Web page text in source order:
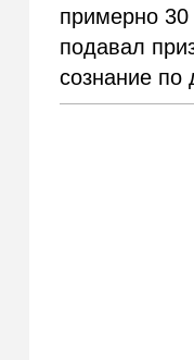
примерно
подавал
сознание по